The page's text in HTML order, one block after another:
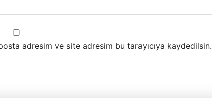
adresim ve site adresim bu tarayıcıya kaydedilsin.